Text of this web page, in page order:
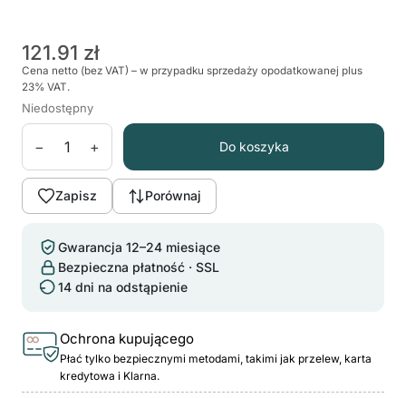
121.91 zł
Cena netto (bez VAT) – w przypadku sprzedaży opodatkowanej plus
23% VAT.
Niedostępny
− + Do koszyka
Zapisz Porównaj
Gwarancja 12–24 miesiące
Bezpieczna płatność · SSL
14 dni na odstąpienie
Ochrona kupującego
Płać tylko bezpiecznymi metodami, takimi jak przelew, karta
kredytowa i Klarna.